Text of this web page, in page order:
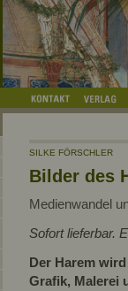
SILKE FÖRSCHLER
Bilder des
Medienwandel
Sofort lieferbar.
Der Harem
Grafik, Malerei